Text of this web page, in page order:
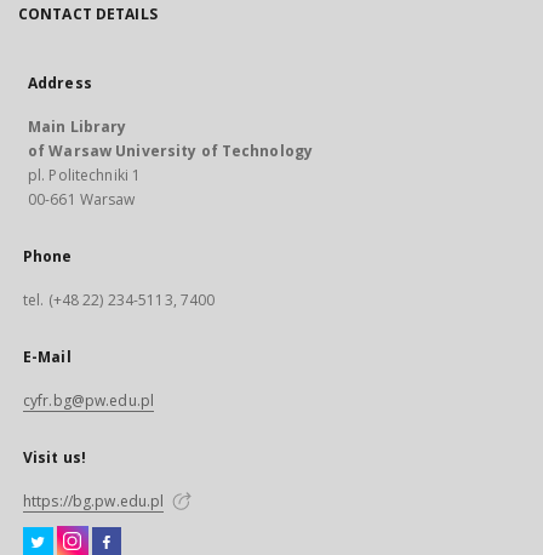
CONTACT DETAILS
Address
Main Library
of Warsaw University of Technology
pl. Politechniki 1
00-661 Warsaw
Phone
tel. (+48 22) 234-5113, 7400
E-Mail
cyfr.bg@pw.edu.pl
Visit us!
https://bg.pw.edu.pl